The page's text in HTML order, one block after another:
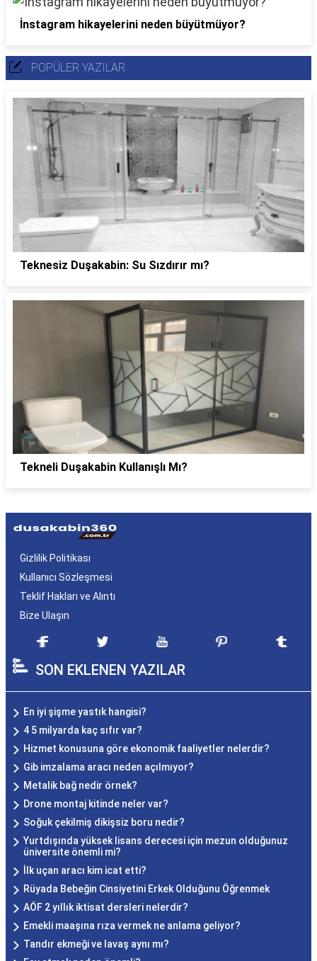
İnstagram hikayelerini neden büyütmüyor?
POPÜLER YAZILAR
Teknesiz Duşakabin: Su Sızdırır mı?
Tekneli Duşakabin Kullanışlı Mı?
Gizlilik Politikası
Kullanıcı Sözleşmesi
Teklif Hakları ve Alıntı
Bize Ulaşın
SON EKLENEN YAZILAR
En iyi şişme yastık hangisi?
4 5 milyarda kaç sıfır var?
Hizmet konusuna göre ekonomik faaliyetler nelerdir?
Gib imzalama aracı neden açılmıyor?
Metalik bağ nedir örnek?
Drone montaj kitinde neler var?
Soğuk çekilmiş dikişsiz boru nedir?
Yurtdışında yüksek lisans derecesi için mezun olduğunuz
üniversite önemli mi?
İlk uçan aracı kim icat etti?
Rüyada Bebeğin Cinsiyetini Erkek Olduğunu Öğrenmek
AÖF 2 yıllık iktisat dersleri nelerdir?
Emekli maaşına rıza vermek ne anlama geliyor?
Tandır ekmeği ve lavaş aynı mı?